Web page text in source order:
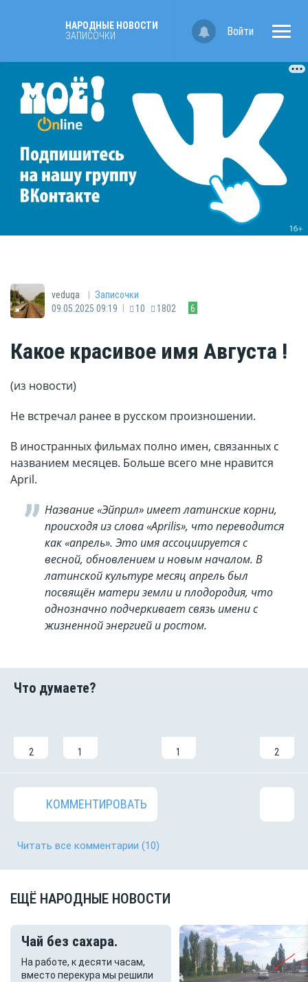
НАРОДНЫЕ НОВОСТИ
ЗАПИСОЧКИ
Войти
veduga | Записочки
09.05.2025 09:19 | 10 1802 6
Какое красивое имя Августа !
(из новости)
Не встречал ранее в русском произношении.
В иностранных фильмах полно имен, связанных с
названием месяцев. Больше всего мне нравится
April.
Название «Эйприл» имеет латинские корни,
происходя из слова «Aprilis», что переводится
как «апрель». Это имя ассоциируется с
весной, обновлением и новым началом. В
латинской культуре месяц апрель был
посвящён матери земли и плодородия, что
однозначно подчеркивает связь имени с
жизненной энергией и ростом.
2 1 1 2
КОММЕНТИРОВАТЬ
Читать все комментарии (10)
ЕЩЁ НАРОДНЫЕ НОВОСТИ
Чай без сахара.
На работе, к десяти часам,
вместо перекура мы решили